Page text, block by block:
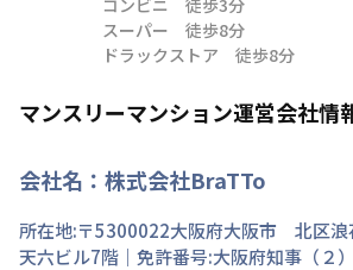
スーパー　徒歩8分
ドラックストア　徒歩8分
マンスリーマンション運営会社情
会社名： 株式会社BraTTo
所在地:〒5300022大阪府大阪市 北区浪
天六ビル7階 ｜免許番号:大阪府知事（２